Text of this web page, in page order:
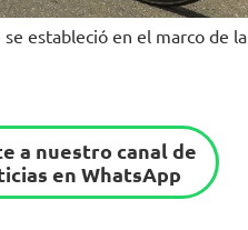
estableció en el marco de
a nuestro canal de
en WhatsApp